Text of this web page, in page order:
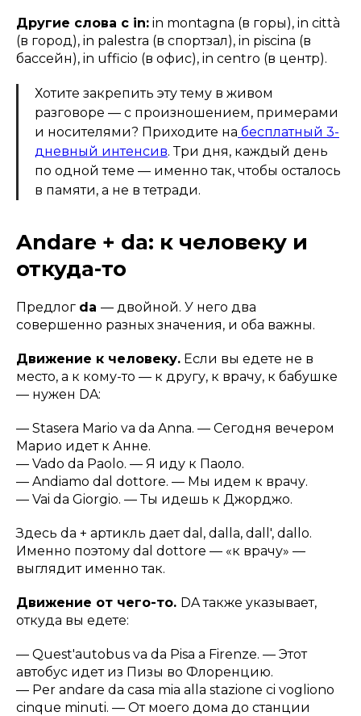
Другие слова с in: in montagna (в горы), in città
(в город), in palestra (в спортзал), in piscina (в
бассейн), in ufficio (в офис), in centro (в центр).
Хотите закрепить эту тему в живом
разговоре — с произношением, примерами
и носителями? Приходите на бесплатный 3-
дневный интенсив. Три дня, каждый день
по одной теме — именно так, чтобы осталось
в памяти, а не в тетради.
Andare + da: к человеку и
откуда-то
Предлог da — двойной. У него два
совершенно разных значения, и оба важны.
Движение к человеку. Если вы едете не в
место, а к кому-то — к другу, к врачу, к бабушке
— нужен DA:
— Stasera Mario va da Anna. — Сегодня вечером
Марио идет к Анне.
— Vado da Paolo. — Я иду к Паоло.
— Andiamo dal dottore. — Мы идем к врачу.
— Vai da Giorgio. — Ты идешь к Джорджо.
Здесь da + артикль даетdal, dalla, dall', dallo.
Именно поэтому dal dottore — «к врачу» —
выглядит именно так.
Движение от чего-то. DA также указывает,
откуда вы едете:
— Quest'autobus va da Pisa a Firenze. — Этот
автобус идет из Пизы во Флоренцию.
— Per andare da casa mia alla stazione ci vogliono
cinque minuti. — От моего дома до станции